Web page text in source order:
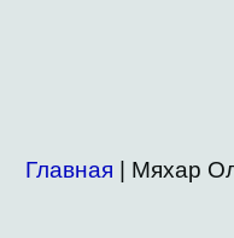
Главная | Мяхар